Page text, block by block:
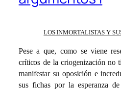
LOS INMORTALISTAS Y
Pese a que, como se viene
críticos de la criogenización no
manifestar su oposición e
sus fichas por la esperanza